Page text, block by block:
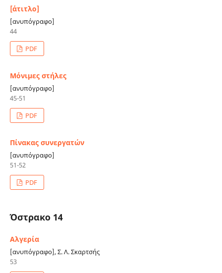
[άτιτλο]
[ανυπόγραφο]
44
PDF
Μόνιμες στήλες
[ανυπόγραφο]
45-51
PDF
Πίνακας συνεργατών
[ανυπόγραφο]
51-52
PDF
Όστρακο 14
Αλγερία
[ανυπόγραφο], Σ. Λ. Σκαρτσής
53